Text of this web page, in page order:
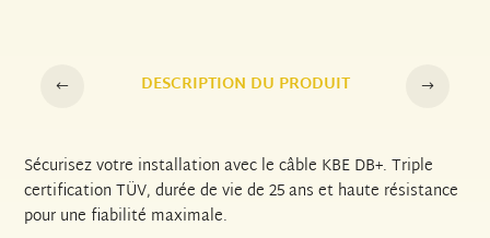
DESCRIPTION DU PRODUIT
Sécurisez votre installation avec le câble KBE DB+. Triple
certification TÜV, durée de vie de 25 ans et haute résistance
pour une fiabilité maximale.